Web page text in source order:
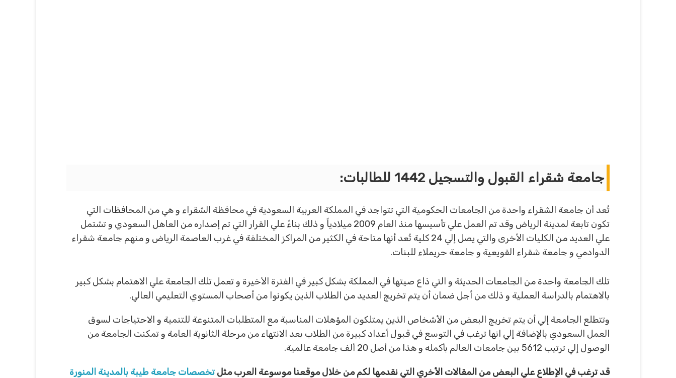
جامعة شقراء القبول والتسجيل 1442 للطالبات:
تُعد أن جامعة الشقراء واحدة من الجامعات الحكومية التي تتواجد في المملكة العربية السعودية في محافظة الشقراء و هي من المحافظات التي
تكون تابعة لمدينة الرياض وقد تم العمل علي تأسيسها منذ العام 2009 ميلادياً و ذلك بناءً علي القرار التي تم إصداره من العاهل السعودي و تشتمل
علي العديد من الكليات الأخرى والتي يصل إلي 24 كلية تُعد أنها متاحة في الكثير من المراكز المختلفة في غرب العاصمة الرياض و منهم جامعة شقراء
الدوادمي و جامعة شقراء القويعية و جامعة حريملاء للبنات.
تلك الجامعة واحدة من الجامعات الحديثة و التي ذاع صيتها في المملكة بشكل كبير في الفترة الأخيرة و تعمل تلك الجامعة علي الاهتمام بشكل كبير
بالاهتمام بالدراسة العملية و ذلك من أجل ضمان أن يتم تخريج العديد من الطلاب الذين يكونوا من أصحاب المستوي التعليمي العالي.
وتتطلع الجامعة إلي أن يتم تخريج البعض من الأشخاص الذين يمتلكون المؤهلات المناسبة مع المتطلبات المتنوعة للتنمية و الاحتياجات لسوق
العمل السعودي بالإضافة إلي انها ترغب في التوسع في قبول أعداد كبيرة من الطلاب بعد الانتهاء من مرحلة الثانوية العامة و تمكنت الجامعة من
الوصول إلي ترتيب 5612 بين جامعات العالم بأكمله و هذا من أصل 20 ألف جامعة عالمية.
قد ترغب في الإطلاع علي البعض من المقالات الأخري التي نقدمها لكم من خلال موقعنا موسوعة العرب مثل تخصصات جامعة طيبة بالمدينة المنورة